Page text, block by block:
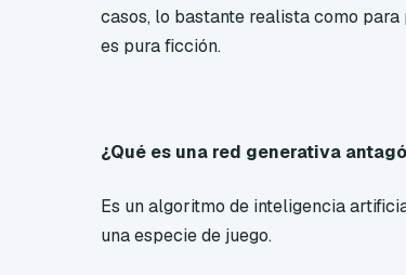
casos, lo bastante realista como
es pura ficción.
¿Qué es una red generativa
Es un algoritmo de inteligencia
una especie de juego.